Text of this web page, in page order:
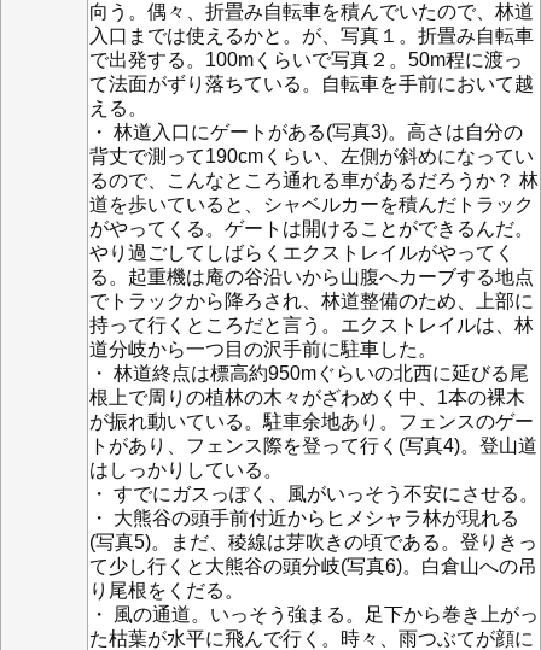
向う。偶々、折畳み自転車を積んでいたので、林道
入口までは使えるかと。が、写真１。折畳み自転車
で出発する。100mくらいで写真２。50m程に渡っ
て法面がずり落ちている。自転車を手前において越
える。
・ 林道入口にゲートがある(写真3)。高さは自分の
背丈で測って190cmくらい、左側が斜めになってい
るので、こんなところ通れる車があるだろうか？ 林
道を歩いていると、シャベルカーを積んだトラック
がやってくる。ゲートは開けることができるんだ。
やり過ごしてしばらくエクストレイルがやってく
る。起重機は庵の谷沿いから山腹へカーブする地点
でトラックから降ろされ、林道整備のため、上部に
持って行くところだと言う。エクストレイルは、林
道分岐から一つ目の沢手前に駐車した。
・ 林道終点は標高約950mぐらいの北西に延びる尾
根上で周りの植林の木々がざわめく中、1本の裸木
が振れ動いている。駐車余地あり。フェンスのゲー
トがあり、フェンス際を登って行く(写真4)。登山道
はしっかりしている。
・ すでにガスっぽく、風がいっそう不安にさせる。
・ 大熊谷の頭手前付近からヒメシャラ林が現れる
(写真5)。まだ、稜線は芽吹きの頃である。登りきっ
て少し行くと大熊谷の頭分岐(写真6)。白倉山への吊
り尾根をくだる。
・ 風の通道。いっそう強まる。足下から巻き上がっ
た枯葉が水平に飛んで行く。時々、雨つぶてが顔に